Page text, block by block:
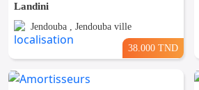
Landini
Jendouba , Jendouba ville
38.000 TND